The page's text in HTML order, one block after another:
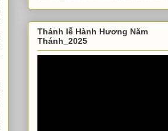
Thánh lễ Hành Hương Năm
Thánh_2025